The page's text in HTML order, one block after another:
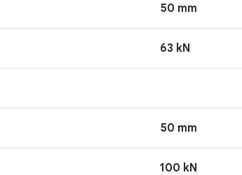
50 mm
63 kN
50 mm
100 kN